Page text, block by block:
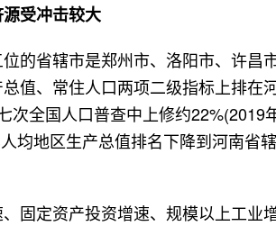
受冲击较大
的省辖市是郑州市、洛阳市、许昌
值、常住人口两项二级指标上排在
次全国人口普查中上修约22%(2019
均地区生产总值排名下降到河南省
固定资产投资增速、规模以上工业